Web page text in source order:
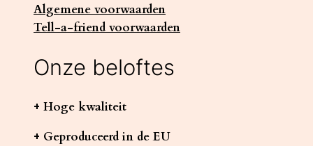
Algemene voorwaarden
Tell-a-friend voorwaarden
Onze beloftes
+ Hoge kwaliteit
+ Geproduceerd in de EU